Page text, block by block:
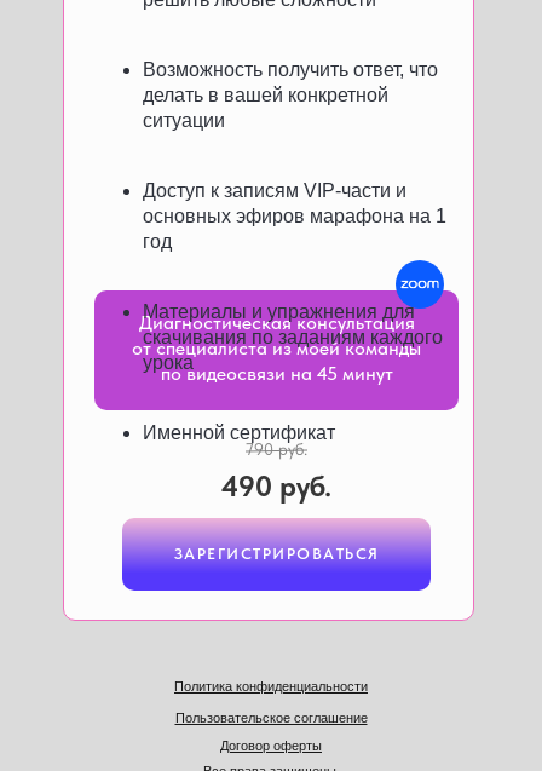
ЗАРЕГИСТРИРОВАТЬСЯ
ЗАРЕГИСТРИРОВАТЬСЯ
490 руб.
790 руб.
ЗАРЕГИСТРИРОВАТЬСЯ
Диагностическая консультация
от специалиста из моей команды
по видеосвязи на 45 минут
Возможность получить ответ, что
делать в вашей конкретной
ситуации
Доступ к записям VIP-части и
основных эфиров марафона на 1
год
Материалы и упражнения для
скачивания по заданиям каждого
урока
Именной сертификат
Пользовательское соглашение
Политика конфиденциальности
Договор оферты